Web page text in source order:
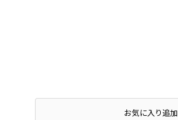
店頭在庫を確認するお気に入り追加